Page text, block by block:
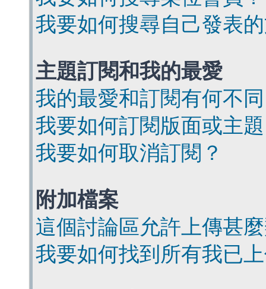
我要如何搜尋自己發表
主題訂閱和我的最愛
我的最愛和訂閱有何不
我要如何訂閱版面或主
我要如何取消訂閱？
附加檔案
這個討論區允許上傳甚
我要如何找到所有我已